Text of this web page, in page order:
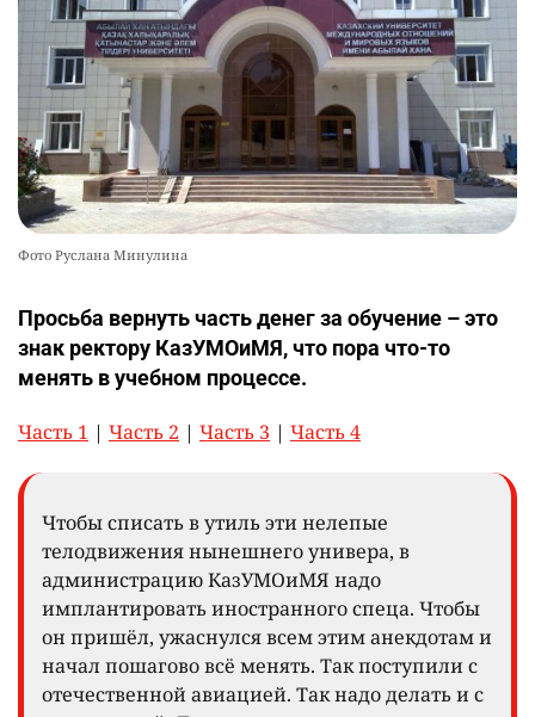
Фото Руслана Минулина
Просьба вернуть часть денег за обучение – это
знак ректору КазУМОиМЯ, что пора что-то
менять в учебном процессе.
Часть 1 | Часть 2 | Часть 3 | Часть 4
Чтобы списать в утиль эти нелепые
телодвижения нынешнего универа, в
администрацию КазУМОиМЯ надо
имплантировать иностранного спеца. Чтобы
он пришёл, ужаснулся всем этим анекдотам и
начал пошагово всё менять. Так поступили с
отечественной авиацией. Так надо делать и с